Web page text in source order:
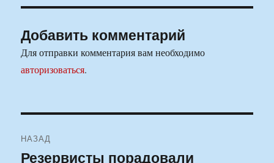
Добавить комментарий
Для отправки комментария вам необходимо
авторизоваться.
по
НАЗАД
Предыдущая
Резервисты порадовали